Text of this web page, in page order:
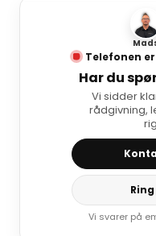
Telefonen
Har du
Vi sidder
rådgivning,
Vi svarer på